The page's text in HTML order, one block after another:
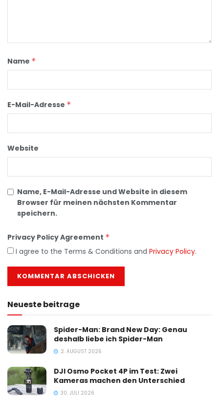
Name *
E-Mail-Adresse *
Website
Name, E-Mail-Adresse und Website in diesem
Browser für meinen nächsten Kommentar
speichern.
Privacy Policy Agreement *
I agree to the Terms & Conditions and Privacy Policy.
Neueste beitrage
Spider-Man: Brand New Day: Genau
deshalb liebe ich Spider-Man
2. AUGUST 2026
DJI Osmo Pocket 4P im Test: Zwei
Kameras machen den Unterschied
30. JULI 2026